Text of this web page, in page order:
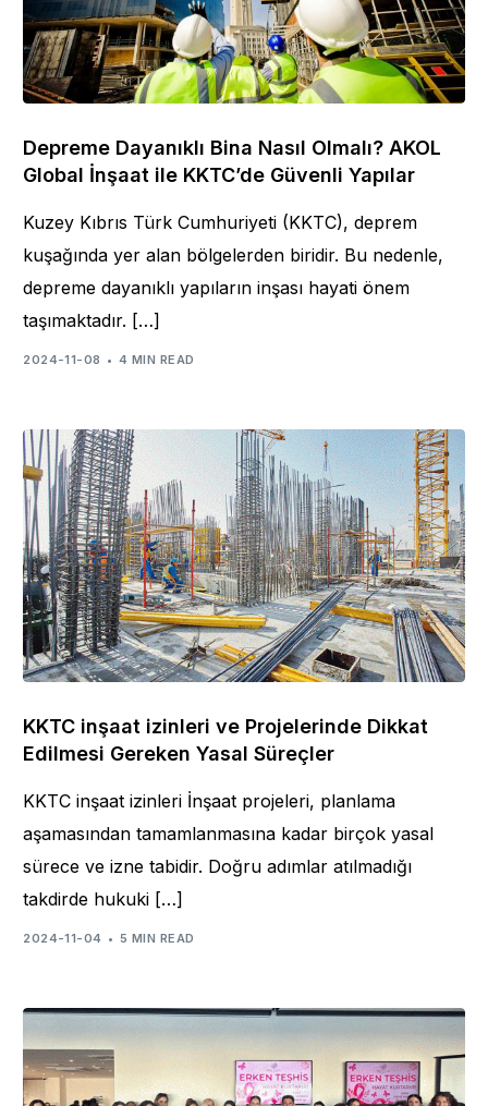
Depreme Dayanıklı Bina Nasıl Olmalı? AKOL
Global İnşaat ile KKTC’de Güvenli Yapılar
Kuzey Kıbrıs Türk Cumhuriyeti (KKTC), deprem
kuşağında yer alan bölgelerden biridir. Bu nedenle,
depreme dayanıklı yapıların inşası hayati önem
taşımaktadır. […]
2024-11-08 4 MIN READ
KKTC inşaat izinleri ve Projelerinde Dikkat
Edilmesi Gereken Yasal Süreçler
KKTC inşaat izinleri İnşaat projeleri, planlama
aşamasından tamamlanmasına kadar birçok yasal
sürece ve izne tabidir. Doğru adımlar atılmadığı
takdirde hukuki […]
2024-11-04 5 MIN READ